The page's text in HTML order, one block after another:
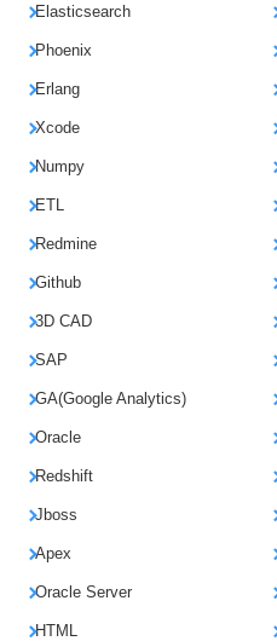
Elasticsearch
Phoenix
Erlang
Xcode
Numpy
ETL
Redmine
Github
3D CAD
SAP
GA(Google Analytics)
Oracle
Redshift
Jboss
Apex
Oracle Server
HTML